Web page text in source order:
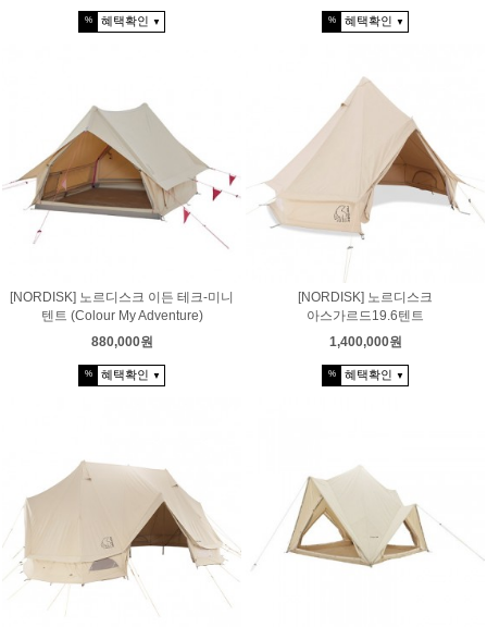
% 혜택확인 ▼ % 혜택확인 ▼
[NORDISK] 노르디스크 이든 테크-미니
텐트 (Colour My Adventure)
880,000원
% 혜택확인 ▼
[NORDISK] 노르디스크
아스가르드19.6텐트
1,400,000원
% 혜택확인 ▼